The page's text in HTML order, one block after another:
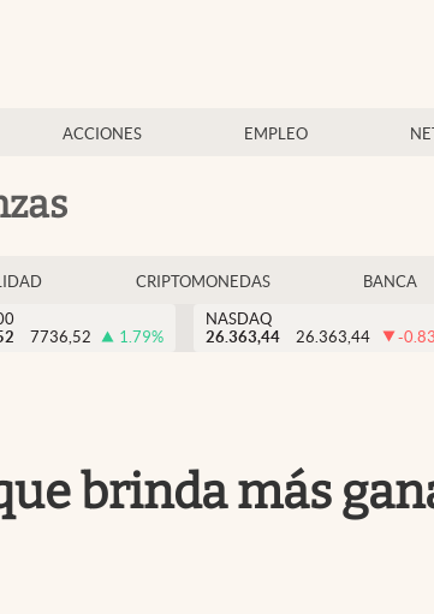
ACCIONES EMPLEO
CRIPTOMONEDAS BANCA
7736,52 1.79%
NASDAQ
26.363,44
26.363,44 -0.83
brinda más